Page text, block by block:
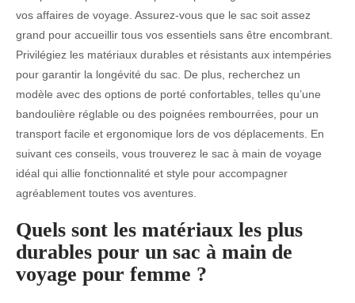
vos affaires de voyage. Assurez-vous que le sac soit assez
grand pour accueillir tous vos essentiels sans être encombrant.
Privilégiez les matériaux durables et résistants aux intempéries
pour garantir la longévité du sac. De plus, recherchez un
modèle avec des options de porté confortables, telles qu’une
bandoulière réglable ou des poignées rembourrées, pour un
transport facile et ergonomique lors de vos déplacements. En
suivant ces conseils, vous trouverez le sac à main de voyage
idéal qui allie fonctionnalité et style pour accompagner
agréablement toutes vos aventures.
Quels sont les matériaux les plus
durables pour un sac à main de
voyage pour femme ?